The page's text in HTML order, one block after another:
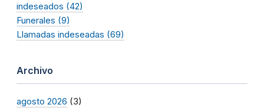
indeseados (42)
Funerales (9)
Llamadas indeseadas (69)
Archivo
agosto 2026 (3)